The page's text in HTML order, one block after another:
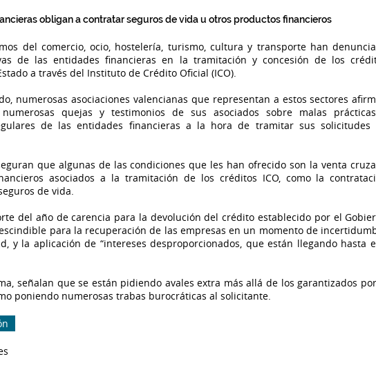
obligan a contratar seguros de vida u otros productos financieros
del comercio, ocio, hostelería, turismo, cultura y transporte han
de las entidades financieras en la tramitación y concesión de los
a través del Instituto de Crédito Oficial (ICO).
numerosas asociaciones valencianas que representan a estos sectores
quejas y testimonios de sus asociados sobre malas
de las entidades financieras a la hora de tramitar sus solicitudes
que algunas de las condiciones que les han ofrecido son la venta
asociados a la tramitación de los créditos ICO, como la
de vida.
del año de carencia para la devolución del crédito establecido por el
para la recuperación de las empresas en un momento de
y la aplicación de “intereses desproporcionados, que están llegando hasta
señalan que se están pidiendo avales extra más allá de los garantizados
poniendo numerosas trabas burocráticas al solicitante.